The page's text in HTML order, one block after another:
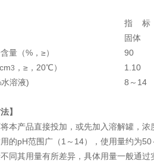
指 标
固体
量（%，≥）
90
3 ，≥，20℃）
1.10
溶液)
8～14
】
本产品直接投加，或先加入溶解罐，
的pH范围广（1～14），使用量约为
同其用量有所差异，具体用量一般通过